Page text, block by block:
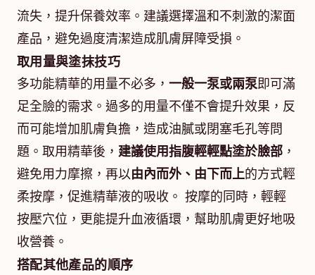
流失，提升保養效率。建議選擇溫和不刺激的潔面
產品，避免過度清潔造成肌膚屏障受損。
取用量與塗抹技巧
多功能精華的用量不必多， 一般一泵或兩泵即可滿
足全臉的需求。過多的用量不僅不會提升效果，反
而可能增加肌膚負擔，造成油膩或閉塞毛孔等問
題。取用精華後， 建議使用指腹輕輕點塗於臉部 ，
避免用力摩擦，再以由內而外、由下而上的方式輕
柔按摩，促進精華液的吸收。 按摩的同時，輕輕
按壓穴位，更能提升血液循環，幫助肌膚更好地吸
收營養。
搭配其他產品的順序